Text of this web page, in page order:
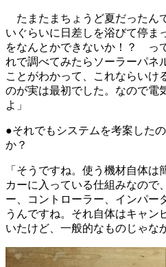
たまたまちょうど夏だったん
いぐらいに日差しを浴びて停ま
をなんとかできないか！？ っ
れで調べてみたらソーラーパネ
ことがわかって、これならいけ
のが実は最初でした。なので電
よ」
●それでもシステムを考案した
か？
「そうですね。使う機材自体
カーに入っている仕組みなので
ー、コントローラー、インパー
うんですね。それ自体はキャン
いたけど、一般的なものじゃな